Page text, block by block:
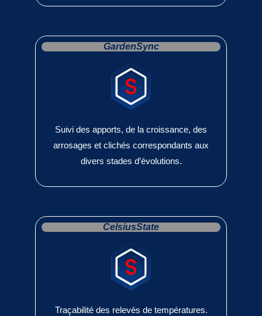
GardenSync
Suivi des apports, de la croissance, des
arrosages et clichés correspondants aux
divers stades d’évolutions.
CelsiusState
Traçabilité des relevés de températures.